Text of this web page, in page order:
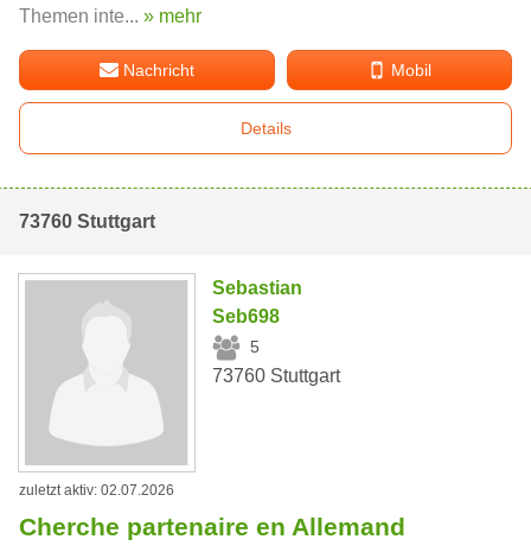
Themen inte... » mehr
Nachricht Mobil
Details
73760 Stuttgart
Sebastian
Seb698
5
73760 Stuttgart
zuletzt aktiv: 02.07.2026
Cherche partenaire en Allemand